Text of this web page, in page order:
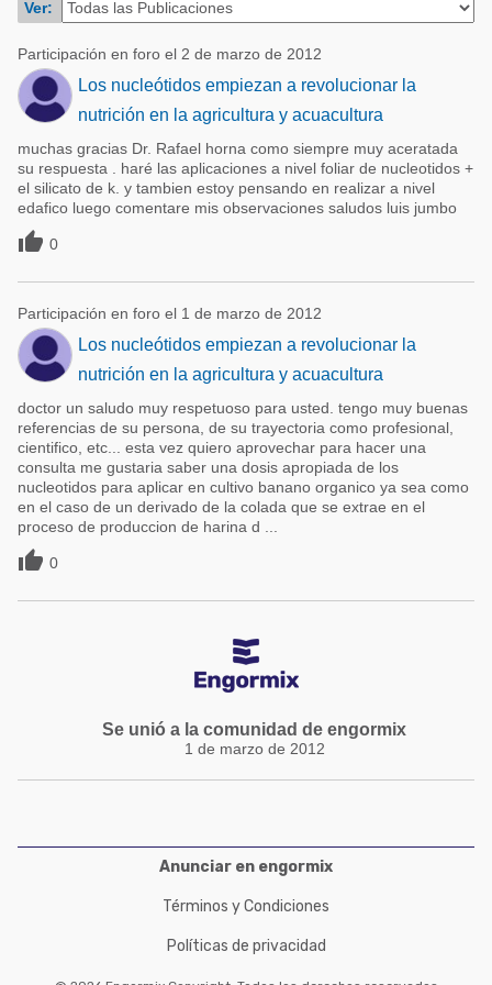
Acuacultura
Micotoxinas
Avicultura
Porcicultura
Lechería
Balanceados - Piensos
Comunidades en portugués
Micotoxinas
Avicultura
Porcicultura
Ganadería
Lechería
Ver:
Participación en foro el 2 de marzo de 2012
Los nucleótidos empiezan a revolucionar la
nutrición en la agricultura y acuacultura
muchas gracias Dr. Rafael horna como siempre muy aceratada
su respuesta . haré las aplicaciones a nivel foliar de nucleotidos +
el silicato de k. y tambien estoy pensando en realizar a nivel
edafico luego comentare mis observaciones saludos luis jumbo
 0
Participación en foro el 1 de marzo de 2012
Los nucleótidos empiezan a revolucionar la
nutrición en la agricultura y acuacultura
doctor un saludo muy respetuoso para usted. tengo muy buenas
referencias de su persona, de su trayectoria como profesional,
cientifico, etc... esta vez quiero aprovechar para hacer una
consulta me gustaria saber una dosis apropiada de los
nucleotidos para aplicar en cultivo banano organico ya sea como
en el caso de un derivado de la colada que se extrae en el
proceso de produccion de harina d ...
 0
Se unió a la comunidad de engormix
1 de marzo de 2012
Anunciar en engormix
Términos y Condiciones
Políticas de privacidad